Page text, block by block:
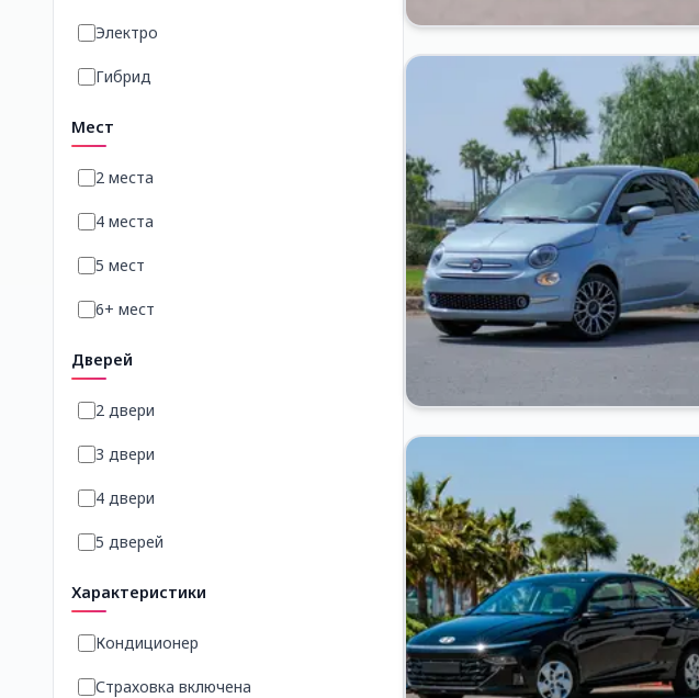
Электро
Гибрид
Мест
2 места
4 места
5 мест
6+ мест
Дверей
2 двери
3 двери
4 двери
5 дверей
Характеристики
Кондиционер
Страховка включена